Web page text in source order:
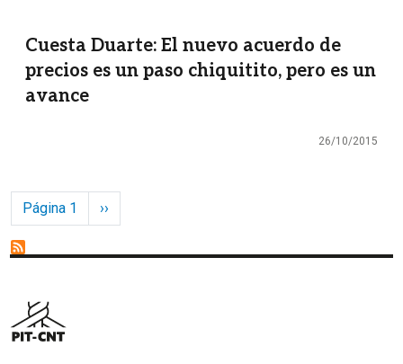
Cuesta Duarte: El nuevo acuerdo de
precios es un paso chiquitito, pero es un
avance
26/10/2015
Paginación
Página 1 Siguiente página
››